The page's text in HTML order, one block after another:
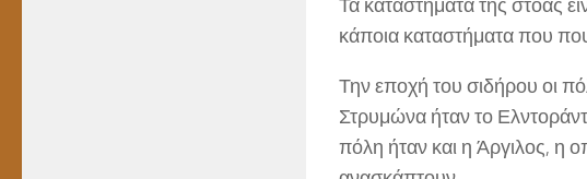
Τα καταστήματα της στοάς
κάποια καταστήματα που
Την εποχή του σιδήρου οι
Στρυμώνα ήταν το
πόλη ήταν και η Άργιλος, η